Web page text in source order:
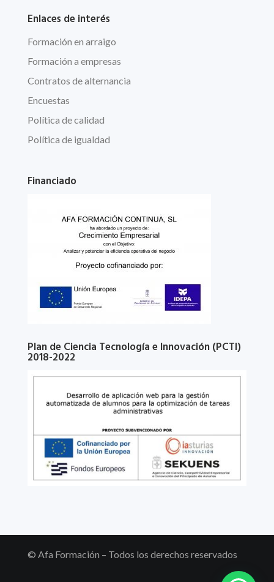
Enlaces de interés
Formación en arraigo
Formación a empresas
Contratos de alternancia
Encuestas
Política de calidad
Política de igualdad
Financiado
Plan de Ciencia Tecnología e Innovación (PCTI)
2018-2022
© Afa Formación – Todos los derechos reservados